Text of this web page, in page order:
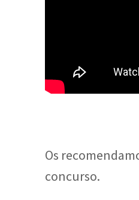
Os
concurso.